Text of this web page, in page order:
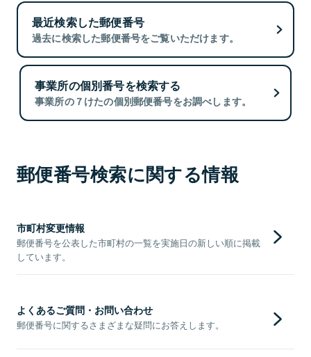
最近検索した郵便番号
過去に検索した郵便番号をご覧いただけます。
事業所の個別番号を検索する
事業所の７けたの個別郵便番号をお調べします。
郵便番号検索に関する情報
市町村変更情報
郵便番号を公表した市町村の一覧を実施日の新しい順に掲載
しています。
よくあるご質問・お問い合わせ
郵便番号に関するさまざまな疑問にお答えします。